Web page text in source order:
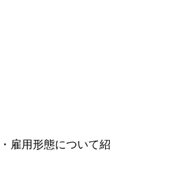
雇用形態について紹